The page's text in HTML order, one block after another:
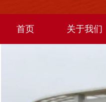
首页 关于我们